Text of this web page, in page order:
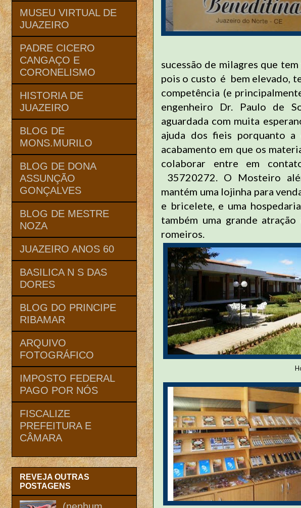
sucessão de milagres que
pois o custo é bem elevado,
competência (e
engenheiro Dr. Paulo de
aguardada com muita
ajuda dos fieis porquanto a
acabamento em que os
colaborar entre em
35720272. O Mosteiro
mantém uma lojinha para
e bricelete, e uma
também uma grande
romeiros.
MUSEU VIRTUAL DE
JUAZEIRO
PADRE CICERO
CANGAÇO E
CORONELISMO
HISTORIA DE
JUAZEIRO
BLOG DE
MONS.MURILO
BLOG DE DONA
ASSUNÇÃO
GONÇALVES
BLOG DE MESTRE
NOZA
JUAZEIRO ANOS 60
BASILICA N S DAS
DORES
BLOG DO PRINCIPE
RIBAMAR
ARQUIVO
FOTOGRÁFICO
IMPOSTO FEDERAL
PAGO POR NÓS
FISCALIZE
PREFEITURA E
CÂMARA
REVEJA OUTRAS
POSTAGENS